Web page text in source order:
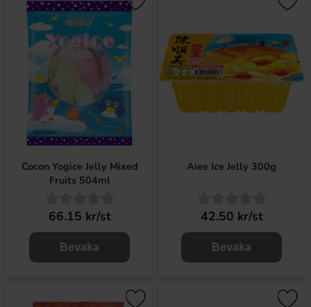
Cocon Yogice Jelly Mixed
Fruits 504ml
66.15 kr/st
Bevaka
Aiee Ice Jelly 300g
42.50 kr/st
Bevaka